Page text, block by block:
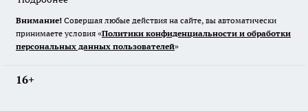
Внимание! Совершая любые действия на сайте, вы автоматически
принимаете условия «Политики конфиденциальности и обработки
персональных данных пользователей»
16+